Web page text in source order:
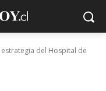
del Hospital de